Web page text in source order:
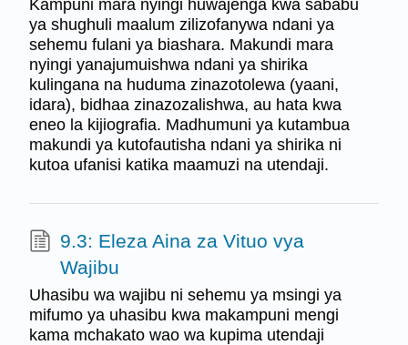
Kampuni mara nyingi huwajenga kwa sababu
ya shughuli maalum zilizofanywa ndani ya
sehemu fulani ya biashara. Makundi mara
nyingi yanajumuishwa ndani ya shirika
kulingana na huduma zinazotolewa (yaani,
idara), bidhaa zinazozalishwa, au hata kwa
eneo la kijiografia. Madhumuni ya kutambua
makundi ya kutofautisha ndani ya shirika ni
kutoa ufanisi katika maamuzi na utendaji.
9.3: Eleza Aina za Vituo vya
Wajibu
Uhasibu wa wajibu ni sehemu ya msingi ya
mifumo ya uhasibu kwa makampuni mengi
kama mchakato wao wa kupima utendaji